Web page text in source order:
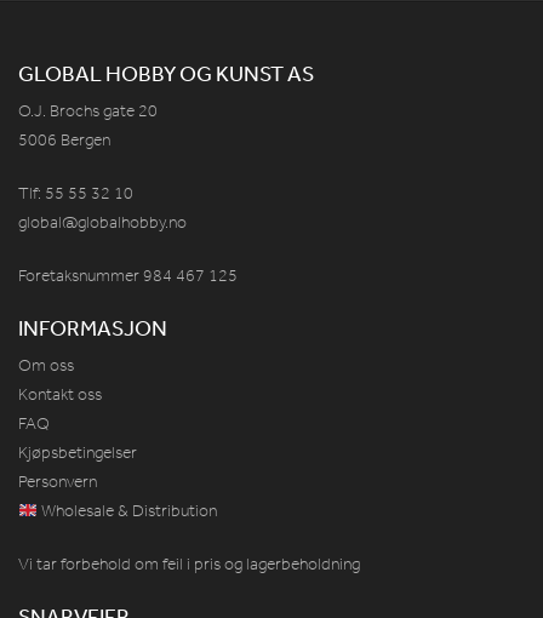
GLOBAL HOBBY OG KUNST AS
O.J. Brochs gate 20
5006 Bergen
Tlf: 55 55 32 10
global@globalhobby.no
Foretaksnummer 984 467 125
INFORMASJON
Om oss
Kontakt oss
FAQ
Kjøpsbetingelser
Personvern
Wholesale & Distribution
Vi tar forbehold om feil i pris og lagerbeholdning